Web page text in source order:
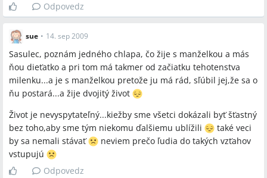
Odpovedz
sue • 14. sep 2009
Sasulec, poznám jedného chlapa, čo žije s manželkou a más
ňou dieťatko a pri tom má takmer od začiatku tehotenstva
milenku...a je s manželkou pretože ju má rád, sľúbil jej,že sa o
ňu postará...a žije dvojitý život
Život je nevyspytateľný...kiežby sme všetci dokázali byť šťastný
bez toho,aby sme tým niekomu ďalšiemu ublížili
také veci
by sa nemali stávať
neviem prečo ľudia do takých vzťahov
vstupujú
Odpovedz